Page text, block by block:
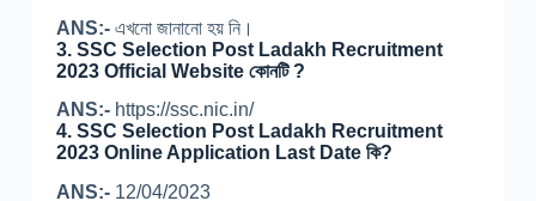
ANS:- এখনো জানানো হয় নি।
3. SSC Selection Post Ladakh Recruitment
2023 Official Website কোনটি ?
ANS:- https://ssc.nic.in/
4. SSC Selection Post Ladakh Recruitment
2023 Online Application Last Date কি?
ANS:- 12/04/2023